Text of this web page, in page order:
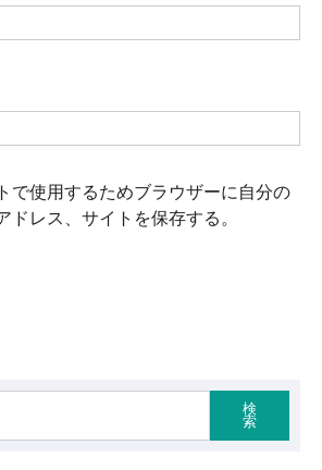
で使用するためブラウザーに自分の
ドレス、サイトを保存する。
検
索